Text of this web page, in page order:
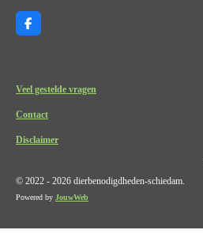
F
a
o
Veel gestelde vragen
Contact
Disclaimer
© 2022 - 2026 dierbenodigdheden-schiedam.
Powered by JouwWeb